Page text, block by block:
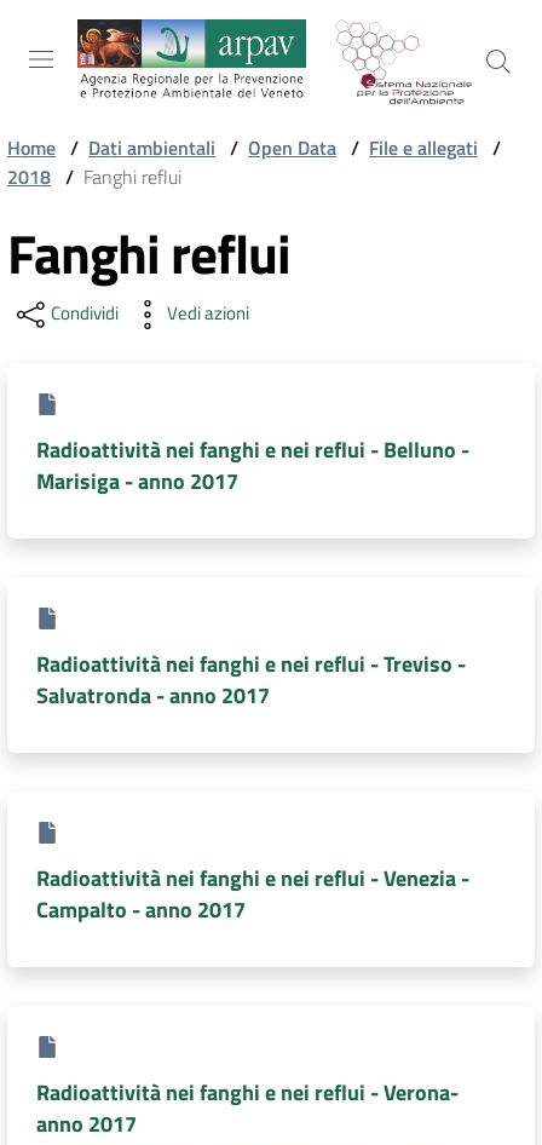
Salta al contenuto
Salta alla navigazione
Salta al footer
ARPAV
AMBIENTALI
TERRITORIO
SERVIZI
AMBIENTALI
Seguici
Home / Dati ambientali / Open Data / File e allegati /
2018 / Fanghi reflui
Fanghi reflui
Condividi Vedi azioni
Radioattività nei fanghi e nei reflui - Belluno -
Marisiga - anno 2017
Radioattività nei fanghi e nei reflui - Treviso -
Salvatronda - anno 2017
Radioattività nei fanghi e nei reflui - Venezia -
Campalto - anno 2017
Radioattività nei fanghi e nei reflui - Verona-
anno 2017